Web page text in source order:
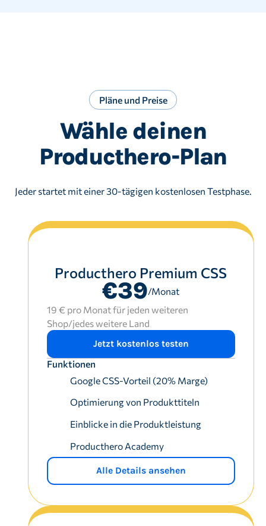
Pläne und Preise
Wähle deinen
Producthero-Plan
Jeder startet mit einer 30-tägigen kostenlosen Testphase.
Producthero Premium CSS
€39/Monat
19 € pro Monat für jeden weiteren
Shop/jedes weitere Land
Jetzt kostenlos testen
Funktionen
Google CSS-Vorteil (20% Marge)
Optimierung von Produkttiteln
Einblicke in die Produktleistung
Producthero Academy
Alle Details ansehen